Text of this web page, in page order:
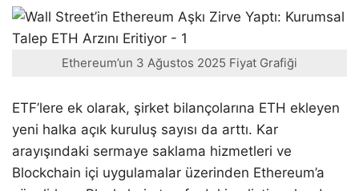
Ethereum’un 3 Ağustos 2025 Fiyat Grafiği
ETF’lere ek olarak, şirket bilançolarına ETH ekleyen
yeni halka açık kuruluş sayısı da arttı. Kar
arayışındaki sermaye saklama hizmetleri ve
Blockchain içi uygulamalar üzerinden Ethereum’a